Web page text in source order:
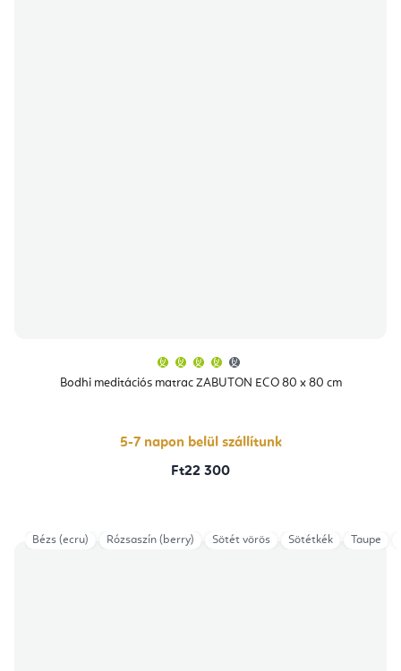
Bodhi meditációs matrac ZABUTON ECO 80 x 80 cm
átlagos
értékelése
csillag.
5-7 napon belül szállítunk
Ft22 300
Bézs (ecru) Rózsaszín (berry) Sötét vörös Sötétkék Taupe